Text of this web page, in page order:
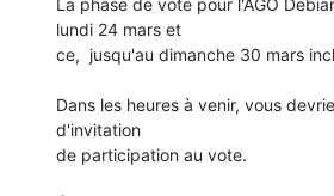
lundi 24 mars et
ce,  jusqu'au dimanche 30 mars
Dans les heures à venir, vous
d'invitation
de participation au vote.